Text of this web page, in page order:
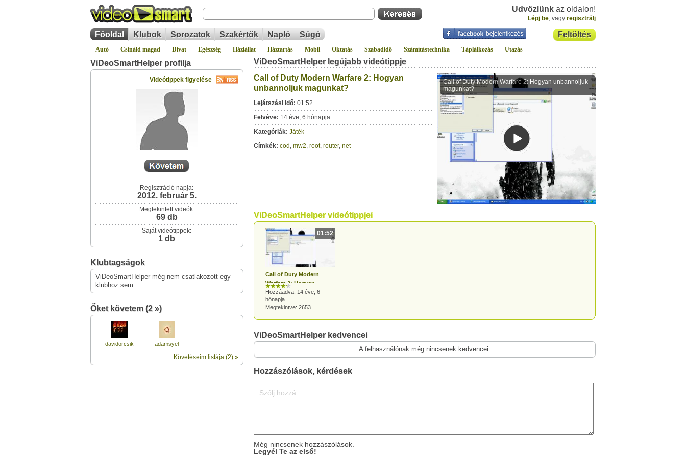
Üdvözlünk az oldalon!
Lépj be, vagy regisztrálj
Feltöltés
Főoldal Klubok Sorozatok Szakértők Napló Súgó
Autó Csináld magad Divat Egészség Háziállat Háztartás Mobil Oktatás Szabadidő Számítástechnika Táplálkozás Utazás
ViDeoSmartHelper profilja
Videótippek figyelése
Regisztráció napja:
2012. február 5.
Megtekintett videók:
69 db
Saját videótippek:
1 db
Klubtagságok
ViDeoSmartHelper még nem csatlakozott egy
klubhoz sem.
Őket követem (2 »)
davidorcsik adamsyel
Követéseim listája (2) »
ViDeoSmartHelper legújabb videótippje
Call of Duty Modern Warfare 2: Hogyan
unbannoljuk magunkat?
Lejátszási idő: 01:52
Felvéve: 14 éve, 6 hónapja
Kategóriák: Játék
Címkék: cod , mw2, root, router, net
ViDeoSmartHelper videótippjei
Call of Duty Modern
Warfare 2: Hogyan
unbannoljuk magunkat?
01:52
Hozzáadva: 14 éve, 6
hónapja
Megtekintve: 2653
ViDeoSmartHelper kedvencei
A felhasználónak még nincsenek kedvencei.
Hozzászólások, kérdések
Még nincsenek hozzászólások.
Legyél Te az első!